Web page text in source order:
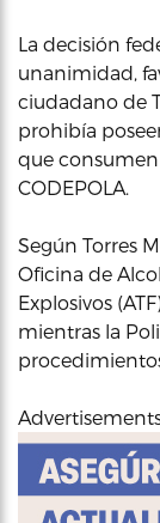
La decisión
unanimidad,
ciudadano de
prohibía
que consumen
CODEPOLA.
Según Torres
Oficina de
Explosivos
mientras la